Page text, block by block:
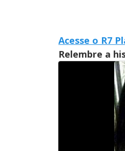
Acesse o R7
Relembre a